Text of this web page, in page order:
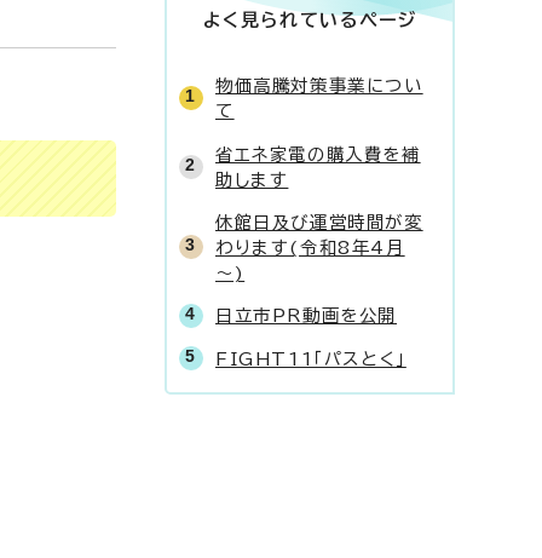
よく見られているページ
物価高騰対策事業につい
て
省エネ家電の購入費を補
助します
休館日及び運営時間が変
わります(令和8年4月
～)
日立市PR動画を公開
FIGHT11「パスとく」